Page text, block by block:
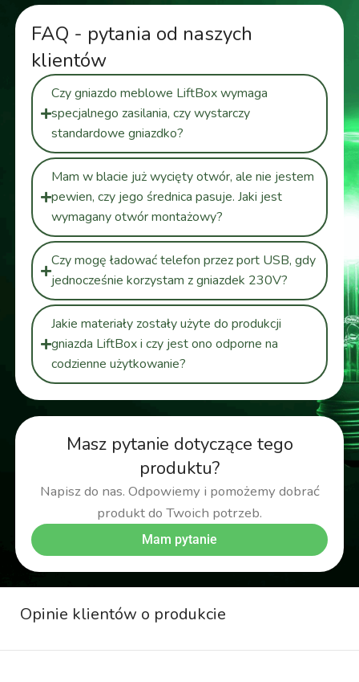
Masz pytanie dotyczące tego
produktu?
Napisz do nas. Odpowiemy i pomożemy dobrać
produkt do Twoich potrzeb.
Mam pytanie
FAQ - pytania od naszych
klientów
Czy gniazdo meblowe LiftBox wymaga
specjalnego zasilania, czy wystarczy
standardowe gniazdko?
Mam w blacie już wycięty otwór, ale nie jestem
pewien, czy jego średnica pasuje. Jaki jest
wymagany otwór montażowy?
Czy mogę ładować telefon przez port USB, gdy
jednocześnie korzystam z gniazdek 230V?
Jakie materiały zostały użyte do produkcji
gniazda LiftBox i czy jest ono odporne na
codzienne użytkowanie?
Opinie klientów o produkcie